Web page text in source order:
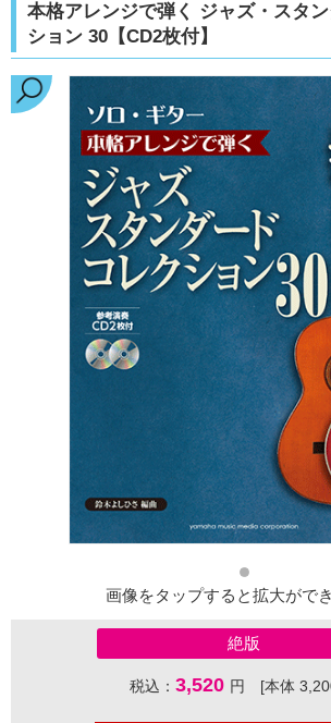
本格アレンジで弾く ジャズ・スタ
ション 30【CD2枚付】
画像をタップすると拡大ができ
絶版
税込： 3,520 円 [本体